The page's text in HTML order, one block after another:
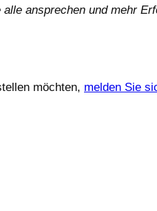
ansprechen und mehr
möchten, melden Sie